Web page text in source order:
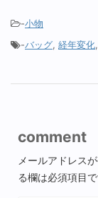
-小物
-バッグ, 経年変化,
comment
メールアドレス
る欄は必須項目